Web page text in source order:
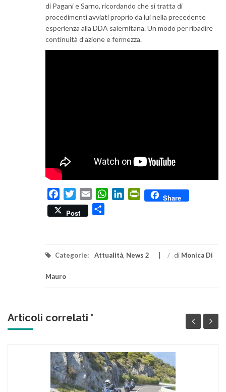
di Pagani e Sarno, ricordando che si tratta di
procedimenti avviati proprio da lui nella precedente
esperienza alla DDA salernitana. Un modo per ribadire
continuità d’azione e fermezza.
FacebookTwitterEmail WhatsApp
LinkedInPrintFriendly
Share
Post
Categorie: Attualità, News 2 / di Monica Di
Mauro
Articoli correlati '